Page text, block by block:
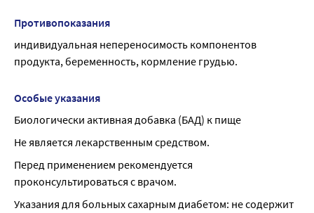
Противопоказания
индивидуальная непереносимость компонентов
продукта, беременность, кормление грудью.
Особые указания
Биологически активная добавка (БАД) к пище
Не является лекарственным средством.
Перед применением рекомендуется
проконсультироваться с врачом.
Указания для больных сахарным диабетом: не содержит